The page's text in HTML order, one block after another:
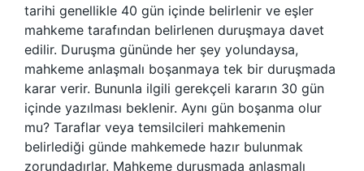
tarihi genellikle 40 gün içinde belirlenir ve eşler
mahkeme tarafından belirlenen duruşmaya davet
edilir. Duruşma gününde her şey yolundaysa,
mahkeme anlaşmalı boşanmaya tek bir duruşmada
karar verir. Bununla ilgili gerekçeli kararın 30 gün
içinde yazılması beklenir. Aynı gün boşanma olur
mu? Taraflar veya temsilcileri mahkemenin
belirlediği günde mahkemede hazır bulunmak
zorundadırlar. Mahkeme duruşmada anlaşmalı